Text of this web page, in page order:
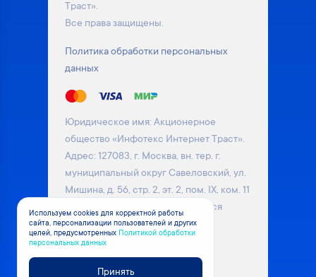
Траст».
Все права защищены.
Политика обработки персональных
данных
Юридическое имя: Акционерное
общество «Инфотекс Интернет Траст».
Адрес: 127083, г. Москва, вн. тер. г.
муниципальный округ Савеловский, ул.
Мишина, д. 56, стр. 2, эт. 2, пом. IX, ком. 11
Информация на сайте не является
публичной офертой. Уточняйте
актуальные цены на товары у
менеджера компании
Используем cookies для корректной работы
сайта, персонализации пользователей и других
целей, предусмотренных Политикой обработки
персональных данных
Принять